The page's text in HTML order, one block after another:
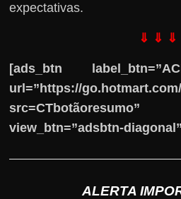
expectativas.
⇓ ⇓ ⇓
[ads_btn
url=”https://
view_btn=”adsbtn-
ALERTA